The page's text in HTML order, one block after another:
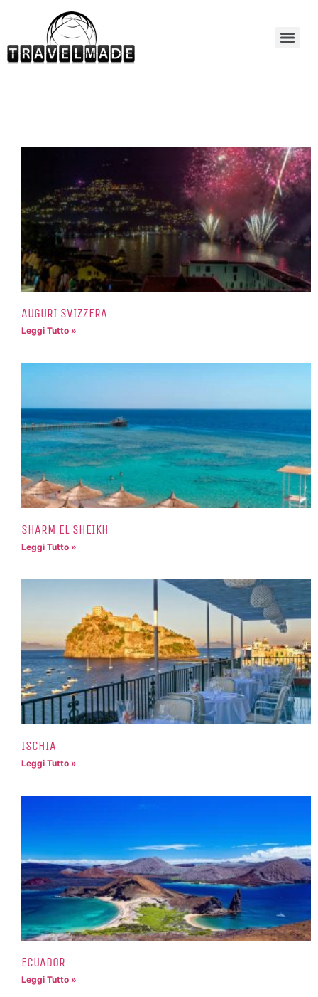
AUGURI SVIZZERA
Leggi Tutto »
SHARM EL SHEIKH
Leggi Tutto »
ISCHIA
Leggi Tutto »
ECUADOR
Leggi Tutto »